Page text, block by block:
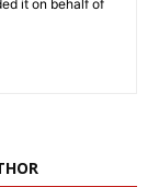
it on behalf of